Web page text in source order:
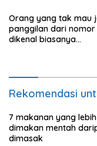
Orang yang tak mau
panggilan dari
dikenal biasanya
Rekomendasi
7 makanan yang
dimakan mentah
dimasak